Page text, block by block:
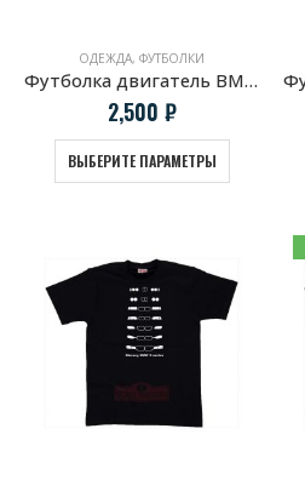
ОДЕЖДА, ФУТБОЛКИ
Футболка двигатель BMW S14 белая
2,500 ₽
ВЫБЕРИТЕ ПАРАМЕТРЫ